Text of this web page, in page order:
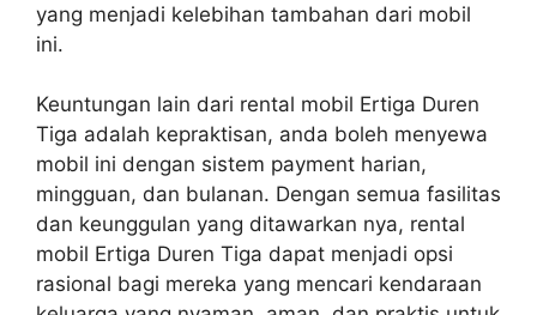
yang menjadi kelebihan tambahan dari mobil
ini.
Keuntungan lain dari rental mobil Ertiga Duren
Tiga adalah kepraktisan, anda boleh menyewa
mobil ini dengan sistem payment harian,
mingguan, dan bulanan. Dengan semua fasilitas
dan keunggulan yang ditawarkan nya, rental
mobil Ertiga Duren Tiga dapat menjadi opsi
rasional bagi mereka yang mencari kendaraan